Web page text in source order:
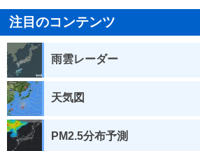
注目のコンテンツ
雨雲レーダー
天気図
PM2.5分布予測